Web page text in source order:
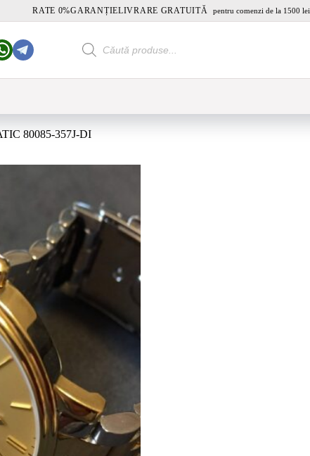
RATE 0%GARANȚIELIVRARE GRATUITĂ pentru comenzi de la 1500 lei
Products
search
80085-357J-DI